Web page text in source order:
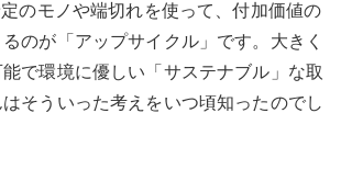
のモノや端切れを使って、付加価値の
のが「アップサイクル」です。大きく
で環境に優しい「サステナブル」な取
そういった考えをいつ頃知ったのでし